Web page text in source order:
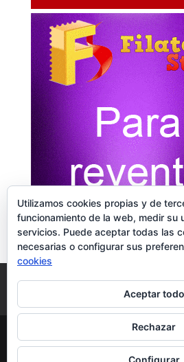
Diseño Web & SEO Legal
Contacto
© TimisDesign | Sitio
Utilizamos cookies propias y de
funcionamiento de la web, medir su
servicios. Puede aceptar todas las
necesarias o configurar sus
cookies
Aceptar todo
Rechazar
Configurar